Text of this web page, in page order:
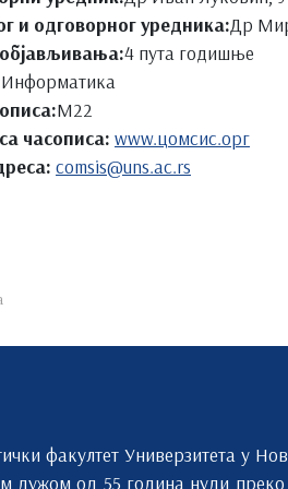
и одговорног уредника:Др
4 пута годишње
Информатика
М22
часописа: www.цомсис.орг
comsis@uns.ac.rs
факултет Универзитета у
дужом од 55 година нуди